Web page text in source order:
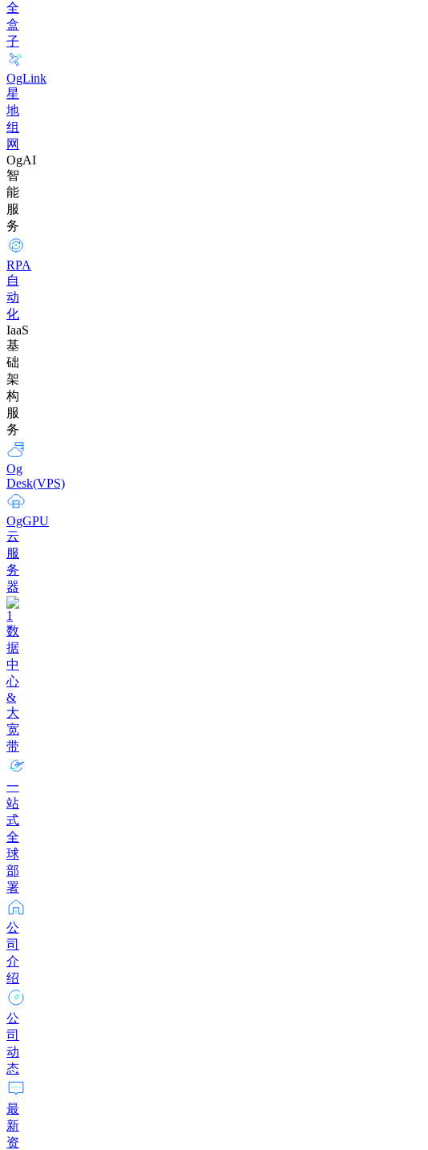
全
盒
子
OgLink
星
地
组
网
OgAI
智
能
服
务
RPA
自
动
化
IaaS
基
础
架
构
服
务
Og
Desk(VPS)
OgGPU
云
服
务
器
数
据
中
心
&
大
宽
带
一
站
式
全
球
部
署
公
司
介
绍
公
司
动
态
最
新
资